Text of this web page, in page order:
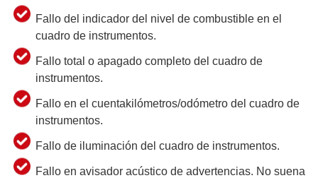
Fallo del indicador del nivel de combustible en el
cuadro de instrumentos.
Fallo total o apagado completo del cuadro de
instrumentos.
Fallo en el cuentakilómetros/odómetro del cuadro de
instrumentos.
Fallo de iluminación del cuadro de instrumentos.
Fallo en avisador acústico de advertencias. No suena